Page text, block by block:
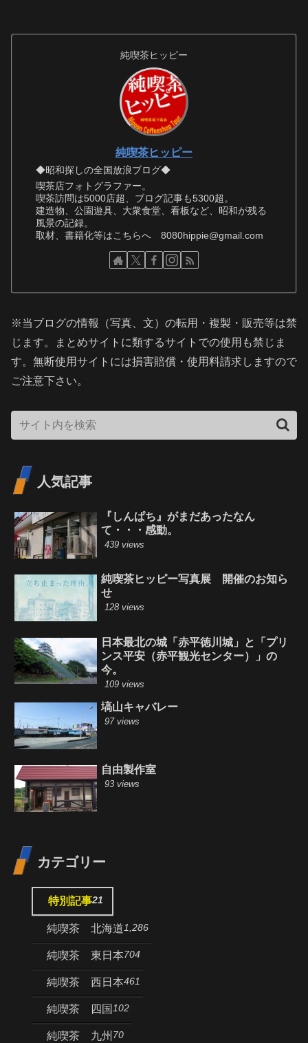
純喫茶ヒッピー
純喫茶ヒッピー
◆昭和探しの全国放浪ブログ◆
喫茶店フォトグラファー。
喫茶訪問は5000店超、ブログ記事も5300超。
建造物、公園遊具、大衆食堂、看板など、昭和が残る
風景の記録。
取材、書籍化等はこちらへ 8080hippie@gmail.com
※当ブログの情報（写真、文）の転用・複製・販売等は禁
じます。まとめサイトに類するサイトでの使用も禁じま
す。無断使用サイトには損害賠償・使用料請求しますので
ご注意下さい。
人気記事
『しんぱち』がまだあったなん
て・・・感動。
439 views
純喫茶ヒッピー写真展 開催のお知ら
せ
128 views
日本最北の城「赤平徳川城」と「プリ
ンス平安（赤平観光センター）」の
今。
109 views
塙山キャバレー
97 views
自由製作室
93 views
カテゴリー
特別記事21
純喫茶 北海道1,286
純喫茶 東日本704
純喫茶 西日本461
純喫茶 四国102
純喫茶 九州 70